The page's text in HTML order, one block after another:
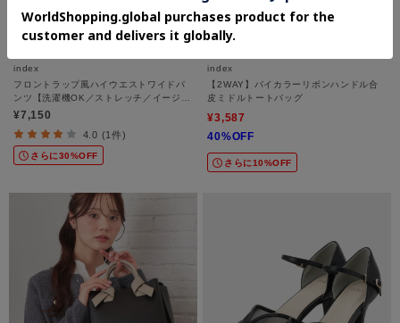
index
フロントラップ風ハイウエストワイドパ
ンツ【洗濯機OK／ストレッチ／イージー
アイロン】
¥7,150
4.0 (1件)
さらに30%OFF
index
【2WAY】バイカラーリボンハンドル合
皮ミドルトートバッグ
¥3,587
40%OFF
さらに10%OFF